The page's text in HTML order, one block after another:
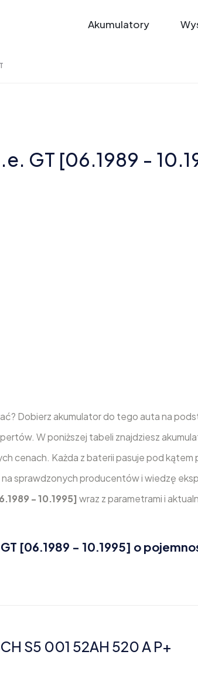
Akumulatory
GT [06.1989 -
Dobierz akumulator do tego auta na
W poniższej tabeli znajdziesz
cenach. Każda z baterii pasuje pod kątem
sprawdzonych producentów i wiedzę
- 10.1995] wraz z parametrami i
[06.1989 - 10.1995] o
S5 001 52AH 520 A P+